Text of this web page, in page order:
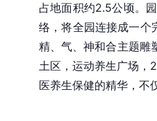
占地面积约2.5公顷。
络 ，将全园连接成一
精、气、神和合主题雕
土区，运动养生广场，
医养生保健的精华，不